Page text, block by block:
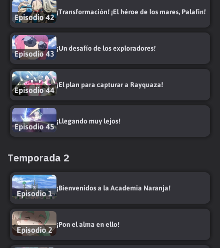
Episodio 42
¡Transformación! ¡El héroe de los mares, Palafin!
Episodio 43
¡Un desafío de los exploradores!
Episodio 44
¡El plan para capturar a Rayquaza!
Episodio 45
¡Llegando muy lejos!
Temporada 2
Episodio 1
¡Bienvenidos a la Academia Naranja!
Episodio 2
¡Pon el alma en ello!